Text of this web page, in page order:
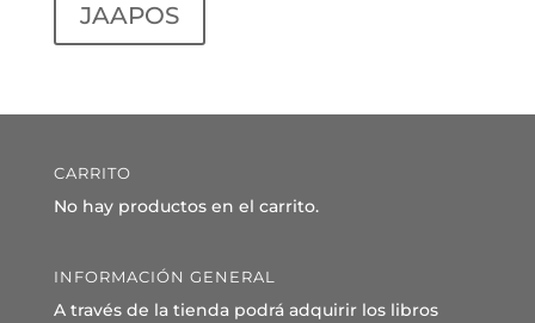
JAAPOS
CARRITO
No hay productos en el carrito.
INFORMACIÓN GENERAL
A través de la tienda podrá adquirir los libros